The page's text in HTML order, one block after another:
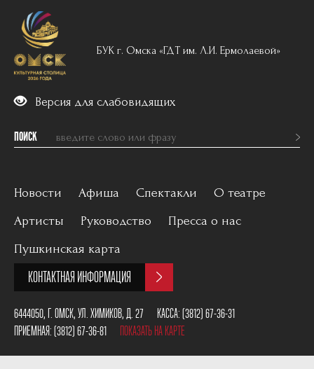
БУК г. Омска «ГДТ им. Л.И. Ермолаевой»
Версия для слабовидящих
ПОИСК
Новости Афиша Спектакли
Вечерний репертуар
Пушкинская карта
О театре
История
Наши партнеры
Артисты Руководство
Пресса о нас
Пушкинская карта
КОНТАКТНАЯ ИНФОРМАЦИЯ
6444050, Г. ОМСК, УЛ. ХИМИКОВ, Д. 27 КАССА:(3812) 67-36-31
ПРИЕМНАЯ:(3812) 67-36-81 ПОКАЗАТЬ НА КАРТЕ